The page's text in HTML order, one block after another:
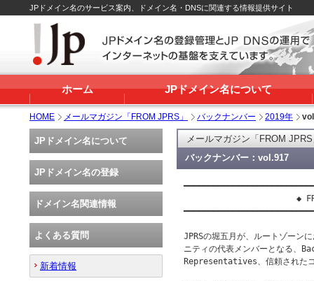
JPドメイン名のサービス案内、ドメイン名・DNSに関連する情報提供サイト
ホーム JPドメイン名について
HOME メールマガジン「FROM JPRS」 バックナンバー 2019年
メールマガジン「FROM
バックナンバー：vol.917
◆
JPRSの堀五月が、ルートゾーン
ニティの代表メンバーとなる、
Representatives、信頼されたコ
JPドメイン名について
JPドメイン名の登録
ドメイン名関連情報
よくある質問
新着情報